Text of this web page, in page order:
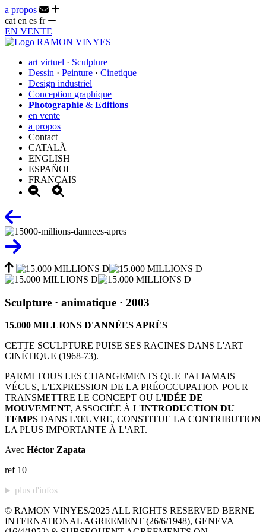
a propos
cat en es fr
EN VENTE
art virtuel · Sculpture
Dessin · Peinture · Cinetique
Design industriel
Conception graphique
Photographie & Editions
en vente
a propos
Contact
CATALÀ
ENGLISH
ESPAÑOL
FRANÇAIS
Sculpture · animatique · 2003
15.000 MILLIONS D'ANNÉES APRÈS
CETTE SCULPTURE PUISE SES RACINES DANS L'ART
CINÉTIQUE (1968-73).
PARMI TOUS LES CHANGEMENTS QUE J'AI JAMAIS
VÉCUS, L'EXPRESSION DE LA PRÉOCCUPATION POUR
TRANSMETTRE LE CONCEPT OU L'IDÉE DE
MOUVEMENT, ASSOCIÉE À L'INTRODUCTION DU
TEMPS DANS L'ŒUVRE, CONSTITUE LA CONTRIBUTION
LA PLUS IMPORTANTE À L'ART.
Avec Héctor Zapata
ref 10
plus d'infos
© RAMON VINYES/2025 ALL RIGHTS RESERVED BERNE
INTERNATIONAL AGREEMENT (26/6/1948), GENEVA